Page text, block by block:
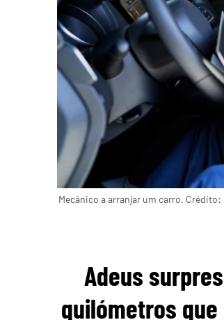
Mecânico a arranjar um carro. Crédito:
Adeus
quilómetros